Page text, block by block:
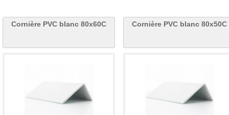
Cornière PVC blanc 80x60C Cornière PVC blanc 80x50C